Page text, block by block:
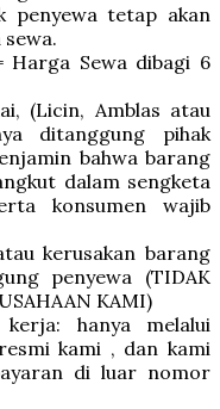
penyewa tetap akan
Sewa dibagi 6
(Licin, Amblas atau
ditanggung pihak
bahwa barang
dalam sengketa
konsumen wajib
kerusakan barang
penyewa (TIDAK
KAMI)
hanya melalui
kami , dan kami
di luar nomor